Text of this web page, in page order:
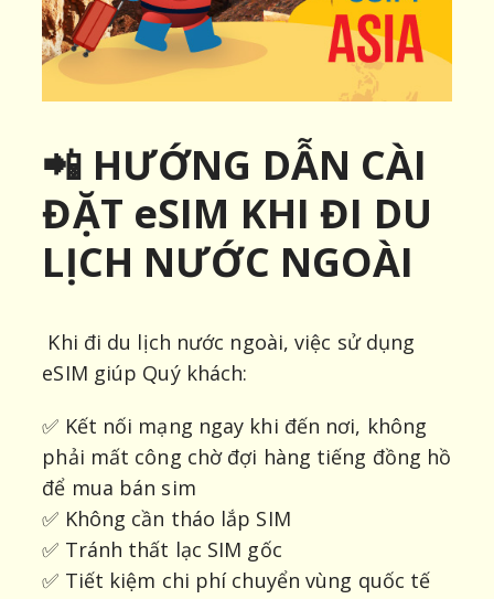
📲 HƯỚNG DẪN CÀI
ĐẶT eSIM KHI ĐI DU
LỊCH NƯỚC NGOÀI
Khi đi du lịch nước ngoài, việc sử dụng
eSIM giúp Quý khách:
✅ Kết nối mạng ngay khi đến nơi, không
phải mất công chờ đợi hàng tiếng đồng hồ
để mua bán sim
✅ Không cần tháo lắp SIM
✅ Tránh thất lạc SIM gốc
✅ Tiết kiệm chi phí chuyển vùng quốc tế